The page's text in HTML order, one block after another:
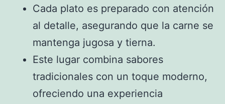
Cada plato es preparado con atención
al detalle, asegurando que la carne se
mantenga jugosa y tierna.
Este lugar combina sabores
tradicionales con un toque moderno,
ofreciendo una experiencia